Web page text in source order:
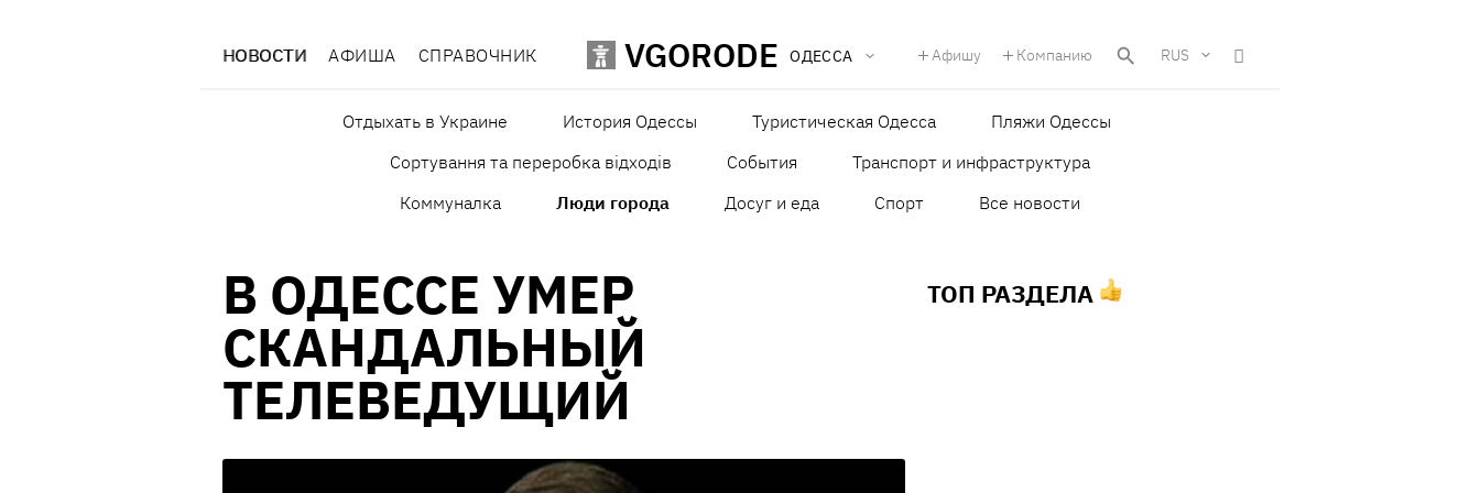
НОВОСТИ АФИША СПРАВОЧНИК VGORODE ОДЕССА Афишу Компанию RUS
Отдыхать в Украине История Одессы Туристическая Одесса
Пляжи Одессы
Сортування та переробка відходів
События
Транспорт и инфраструктура
Коммуналка
Люди города Досуг и еда Спорт Все новости
В ОДЕССЕ УМЕР
СКАНДАЛЬНЫЙ
ТЕЛЕВЕДУЩИЙ
ТОП РАЗДЕЛА